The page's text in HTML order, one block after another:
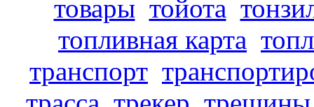
товары тойота
топливная карта
транспорт